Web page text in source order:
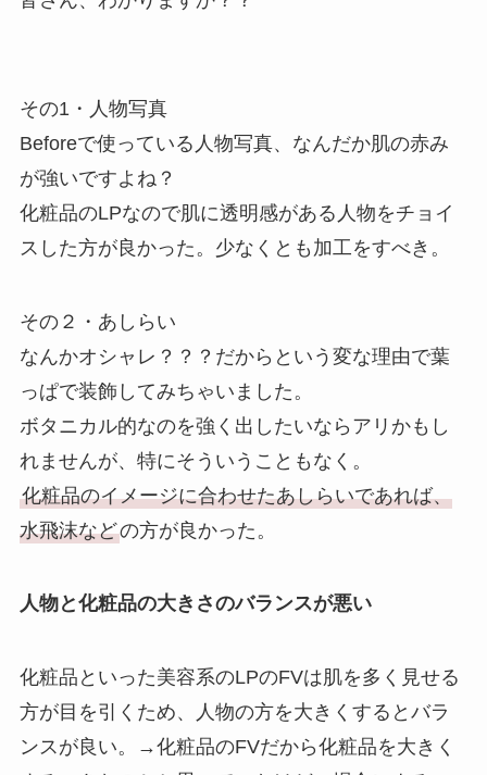
その1・人物写真
Beforeで使っている人物写真、なんだか肌の赤み
が強いですよね？
化粧品のLPなので肌に透明感がある人物をチョイ
スした方が良かった。少なくとも加工をすべき。
その２・あしらい
なんかオシャレ？？？だからという変な理由で葉
っぱで装飾してみちゃいました。
ボタニカル的なのを強く出したいならアリかもし
れませんが、特にそういうこともなく。
化粧品のイメージに合わせたあしらいであれば、
水飛沫などの方が良かった。
人物と化粧品の大きさのバランスが悪い
化粧品といった美容系のLPのFVは肌を多く見せる
方が目を引くため、人物の方を大きくするとバラ
ンスが良い。→化粧品のFVだから化粧品を大きく